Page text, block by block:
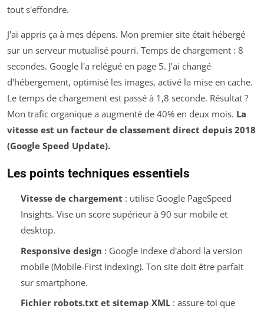
tout s'effondre.
J'ai appris ça à mes dépens. Mon premier site était hébergé
sur un serveur mutualisé pourri. Temps de chargement : 8
secondes. Google l'a relégué en page 5. J'ai changé
d'hébergement, optimisé les images, activé la mise en cache.
Le temps de chargement est passé à 1,8 seconde. Résultat ?
Mon trafic organique a augmenté de 40% en deux mois. La
vitesse est un facteur de classement direct depuis 2018
(Google Speed Update).
Les points techniques essentiels
Vitesse de chargement : utilise Google PageSpeed
Insights. Vise un score supérieur à 90 sur mobile et
desktop.
Responsive design : Google indexe d'abord la version
mobile (Mobile-First Indexing). Ton site doit être parfait
sur smartphone.
Fichier robots.txt et sitemap XML: assure-toi que